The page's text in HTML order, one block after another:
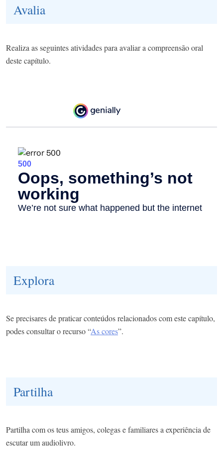
Avalia
Realiza as seguintes atividades para avaliar a compreensão oral
deste capítulo.
Explora
Se precisares de praticar conteúdos relacionados com este capítulo,
podes consultar o recurso “As cores”.
Partilha
Partilha com os teus amigos, colegas e familiares a experiência de
escutar um audiolivro.